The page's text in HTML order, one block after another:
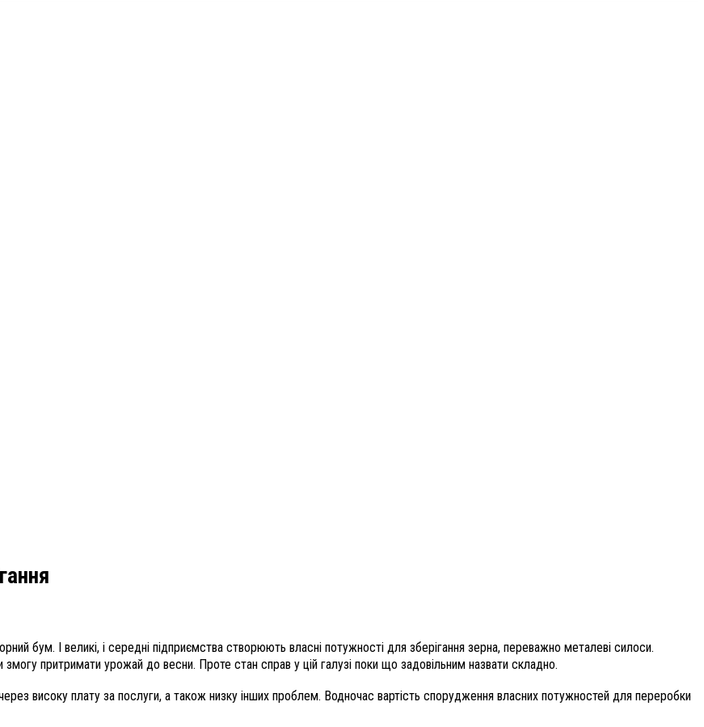
бум. І великі, і середні підприємства створюють власні потужності для зберігання зерна, переважно металеві силоси.
притримати урожай до весни. Проте стан справ у цій галузі поки що задовільним назвати складно.
високу плату за послуги, а також низку інших проблем. Водночас вартість спорудження власних потужностей для переробки